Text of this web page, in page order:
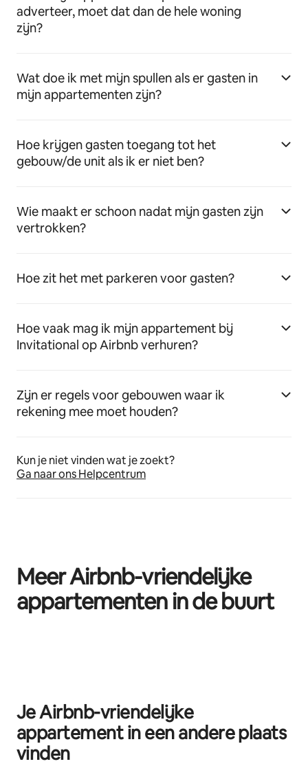
adverteer, moet dat dan de hele woning
zijn?
Wat doe ik met mijn spullen als er gasten in
mijn appartementen zijn?
Hoe krijgen gasten toegang tot het
gebouw/de unit als ik er niet ben?
Wie maakt er schoon nadat mijn gasten zijn
vertrokken?
Hoe zit het met parkeren voor gasten?
Hoe vaak mag ik mijn appartement bij
Invitational op Airbnb verhuren?
Zijn er regels voor gebouwen waar ik
rekening mee moet houden?
Kun je niet vinden wat je zoekt?
Ga naar ons Helpcentrum
Meer Airbnb-vriendelijke
appartementen in de buurt
Je Airbnb-vriendelijke
appartement in een andere plaats
vinden